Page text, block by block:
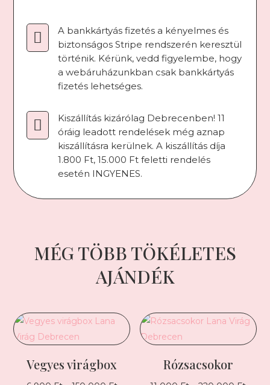

A bankkártyás fizetés a kényelmes és
biztonságos Stripe rendszerén keresztül
történik. Kérünk, vedd figyelembe, hogy
a webáruházunkban csak bankkártyás
fizetés lehetséges.

Kiszállítás kizárólag Debrecenben! 11
óráig leadott rendelések még aznap
kiszállításra kerülnek. A kiszállítás díja
1.800 Ft, 15.000 Ft feletti rendelés
esetén INGYENES.
MÉG TÖBB TÖKÉLETES
AJÁNDÉK
Vegyes virágbox Rózsacsokor